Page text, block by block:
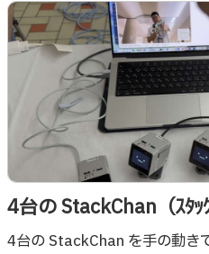
4台の StackChan（ｽﾀ
る Webアプリ ＠ NT
4台の StackChan を手の動き